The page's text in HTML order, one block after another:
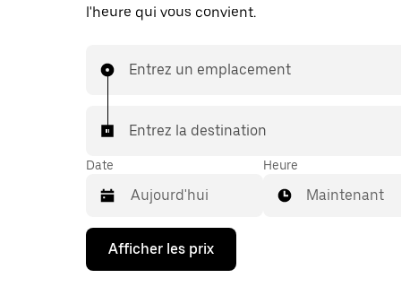
l'heure qui vous convient.
Entrez un emplacement
Entrez la destination
Date
Appuyez
la
Heure
Maintenant
Afficher les prix